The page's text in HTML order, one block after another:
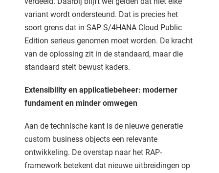
variant wordt ondersteund. Dat is precies het
soort grens dat in SAP S/4HANA Cloud Public
Edition serieus genomen moet worden. De kracht
van de oplossing zit in de standaard, maar die
standaard stelt bewust kaders.
Extensibility en applicatiebeheer: moderner
fundament en minder omwegen
Aan de technische kant is de nieuwe generatie
custom business objects een relevante
ontwikkeling. De overstap naar het RAP-
framework betekent dat nieuwe uitbreidingen op